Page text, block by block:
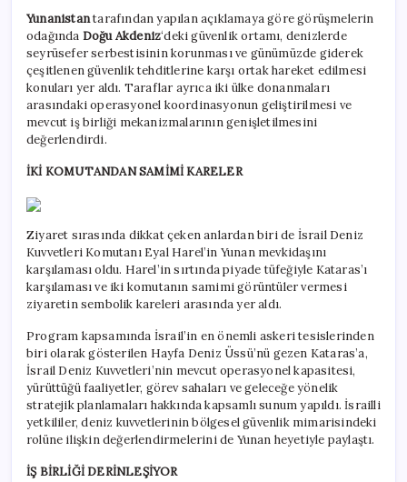
Yunanistantarafından yapılan açıklamaya göre görüşmelerin
odağında Doğu Akdeniz‘deki güvenlik ortamı, denizlerde
seyrüsefer serbestisinin korunması ve günümüzde giderek
çeşitlenen güvenlik tehditlerine karşı ortak hareket edilmesi
konuları yer aldı. Taraflar ayrıca iki ülke donanmaları
arasındaki operasyonel koordinasyonun geliştirilmesi ve
mevcut iş birliği mekanizmalarının genişletilmesini
değerlendirdi.
İKİ KOMUTANDAN SAMİMİ KARELER
Ziyaret sırasında dikkat çeken anlardan biri de İsrail Deniz
Kuvvetleri Komutanı Eyal Harel’in Yunan mevkidaşını
karşılaması oldu. Harel’in sırtında piyade tüfeğiyle Kataras’ı
karşılaması ve iki komutanın samimi görüntüler vermesi
ziyaretin sembolik kareleri arasında yer aldı.
Program kapsamında İsrail’in en önemli askeri tesislerinden
biri olarak gösterilen Hayfa Deniz Üssü’nü gezen Kataras’a,
İsrail Deniz Kuvvetleri’nin mevcut operasyonel kapasitesi,
yürüttüğü faaliyetler, görev sahaları ve geleceğe yönelik
stratejik planlamaları hakkında kapsamlı sunum yapıldı. İsrailli
yetkililer, deniz kuvvetlerinin bölgesel güvenlik mimarisindeki
rolüne ilişkin değerlendirmelerini de Yunan heyetiyle paylaştı.
İŞ BİRLİĞİ DERİNLEŞİYOR